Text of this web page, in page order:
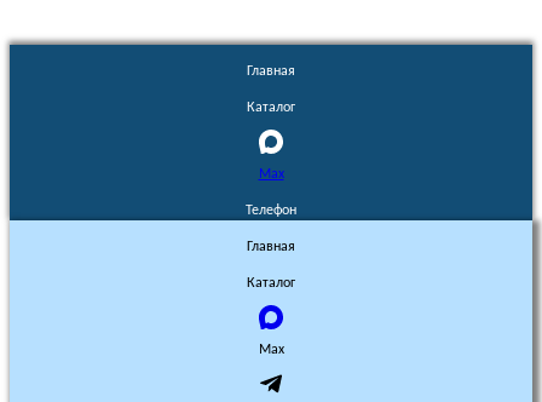
Главная
Каталог
Max
Телефон
Главная
Каталог
Max